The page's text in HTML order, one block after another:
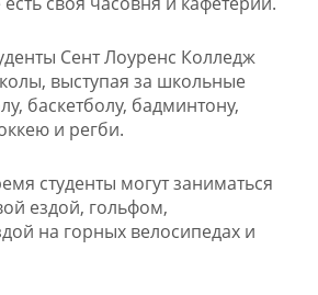
Сент Лоуренс Колледж
выступая за школьные
баскетболу, бадминтону,
и регби.
студенты могут заниматься
ездой, гольфом,
на горных велосипедах и